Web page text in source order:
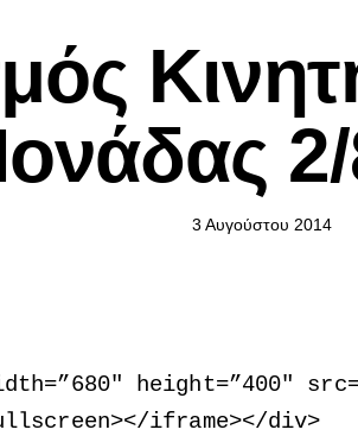
3 Αυγούστου 2014
height=”400″
></iframe></div>